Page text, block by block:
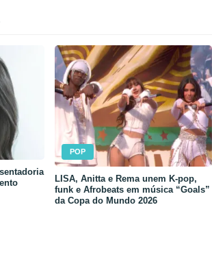
POP
LISA, Anitta e Rema unem K-pop,
funk e Afrobeats em música “Goals”
da Copa do Mundo 2026